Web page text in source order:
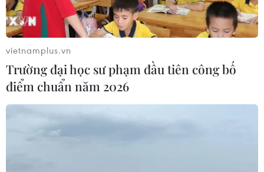
vietnamplus.vn
Trường đại học sư phạm đầu tiên công bố
điểm chuẩn năm 2026